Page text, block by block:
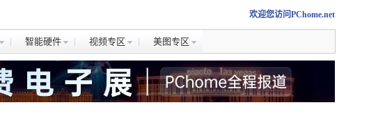
欢迎您访问PChome.net
智能硬件 视频专区 美图专区